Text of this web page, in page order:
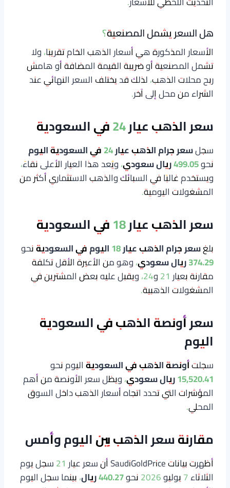
هل السعر يشمل المصنعية؟
الأسعار المذكورة هي أسعار الذهب الخام تقريبًا، ولا
تشمل المصنعية أو ضريبة القيمة المضافة أو هامش
ربح محلات الذهب، لذلك قد يختلف السعر النهائي عند
الشراء من محل إلى آخر.
سعر الذهب عيار 24 في السعودية
سجلسعر جرام الذهب عيار 24 في السعودية اليوم
نحو499.05 ريال سعودي
، ويُعد هذا العيار الأعلى نقاءً،
ويستخدم غالبًا في السبائك والذهب الاستثماري أكثر من
المشغولات اليومية.
سعر الذهب عيار 18 في السعودية
بلغسعر جرام الذهب عيار 18 اليوم في السعودية
نحو
374.29 ريال سعودي
، وهو من الأعيرة الأقل تكلفة
مقارنة بعيار 21 و24، ويقبل عليه بعض المشترين في
المشغولات الذهبية.
سعر أونصة الذهب في السعودية
اليوم
سجلتأونصة الذهب في السعوديةاليوم نحو
15,520.41 ريال سعودي
، ويظل سعر الأونصة من أهم
المؤشرات التي تحدد اتجاه أسعار الذهب داخل السوق
المحلي.
مقارنة سعر الذهب بين اليوم وأمس
أظهرت بيانات SaudiGoldPrice أن سعر عيار 21 سجل يوم
الثلاثاء 7 يوليو 2026 نحو
440.27 ريال
، بينما سجل اليوم